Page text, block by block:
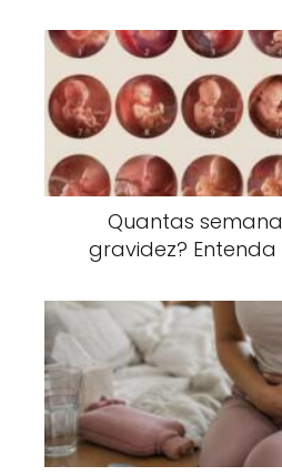
Quantas
gravidez?